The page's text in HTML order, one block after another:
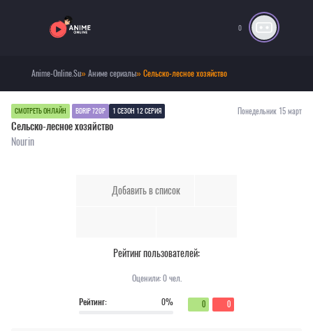
0
Anime-Online.Su»Аниме сериалы» Сельско-лесное хозяйство
СМОТРЕТЬ ОНЛАЙН BDRIP 720P 1 СЕЗОН 12 СЕРИЯ Понедельник 15 март
Сельско-лесное хозяйство
Nourin
Добавить в список
Рейтинг пользователей:
Оценили:0чел.
Рейтинг:
0% 0 0